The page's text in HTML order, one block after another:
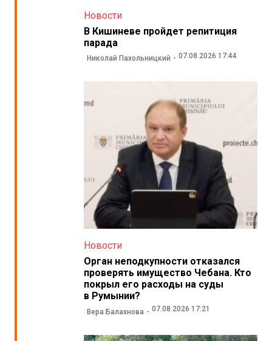
Новости
В Кишиневе пройдет репитиция
парада
Николай Пахольницкий 07.08.2026 17:44
Новости
Орган неподкупности отказался
проверять имущество Чебана. Кто
покрыл его расходы на суды
в Румынии?
Вера Балахнова 07.08.2026 17:21